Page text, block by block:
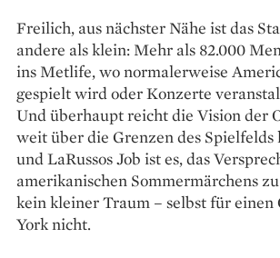
Freilich, aus nächster Nähe ist das
andere als klein: Mehr als 82.000
ins Metlife, wo normalerweise
gespielt wird oder Konzerte
Und überhaupt reicht die Vision der
weit über die Grenzen des Spielfelds
und LaRussos Job ist es, das
amerikanischen Sommermärchens
kein kleiner Traum – selbst für
York nicht.